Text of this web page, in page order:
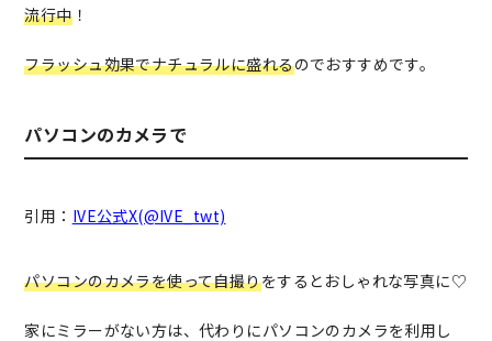
流行中！
フラッシュ効果でナチュラルに盛れるのでおすすめです。
パソコンのカメラで
引用： IVE公式X(@IVE_twt)
パソコンのカメラを使って自撮りをするとおしゃれな写真に♡
家にミラーがない方は、代わりにパソコンのカメラを利用し